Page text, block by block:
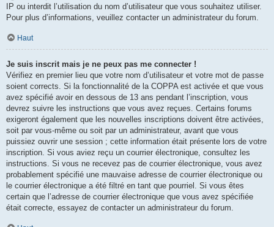
IP ou interdit l’utilisation du nom d’utilisateur que vous souhaitez utiliser.
Pour plus d’informations, veuillez contacter un administrateur du forum.
Haut
Je suis inscrit mais je ne peux pas me connecter !
Vérifiez en premier lieu que votre nom d’utilisateur et votre mot de passe
soient corrects. Si la fonctionnalité de la COPPA est activée et que vous
avez spécifié avoir en dessous de 13 ans pendant l’inscription, vous
devrez suivre les instructions que vous avez reçues. Certains forums
exigeront également que les nouvelles inscriptions doivent être activées,
soit par vous-même ou soit par un administrateur, avant que vous
puissiez ouvrir une session ; cette information était présente lors de votre
inscription. Si vous aviez reçu un courrier électronique, consultez les
instructions. Si vous ne recevez pas de courrier électronique, vous avez
probablement spécifié une mauvaise adresse de courrier électronique ou
le courrier électronique a été filtré en tant que pourriel. Si vous êtes
certain que l’adresse de courrier électronique que vous avez spécifiée
était correcte, essayez de contacter un administrateur du forum.